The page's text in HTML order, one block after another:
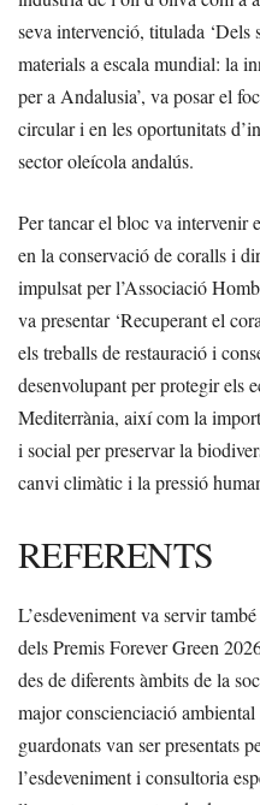
seva intervenció, titulada ‘Dels
materials a escala mundial: la
per a Andalusia’, va posar el
circular i en les oportunitats
sector oleícola andalús.
Per tancar el bloc va intervenir
en la conservació de coralls i
impulsat per l’Associació
va presentar ‘Recuperant el
els treballs de restauració i
desenvolupant per protegir els
Mediterrània, així com la
i social per preservar la
canvi climàtic i la pressió
REFERENTS
L’esdeveniment va servir
dels Premis Forever Green
des de diferents àmbits de la
major conscienciació
guardonats van ser presentats
l’esdeveniment i consultoria